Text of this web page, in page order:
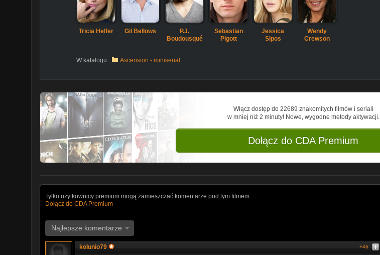
Tricia Helfer Gil Bellows
P.J.
Boudousqué
Sebastian
Pigott
Jessica
Sipos
Wendy
Crewson
W katalogu: Ascension - miniserial
Włącz dostęp do 22689 znakomitych filmów i seriali
w mniej niż 2 minuty! Nowe, wygodne metody aktywacji.
Dołącz do CDA Premium
Tylko użytkownicy premium mogą zamieszczać komentarze pod tym filmem.
Dołącz do CDA Premium
Najlepsze komentarze
kolunio79 +46